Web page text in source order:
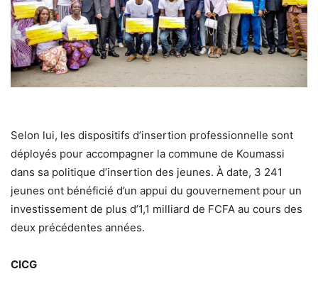
Selon lui, les dispositifs d’insertion professionnelle sont
déployés pour accompagner la commune de Koumassi
dans sa politique d’insertion des jeunes. À date, 3 241
jeunes ont bénéficié d’un appui du gouvernement pour un
investissement de plus d’1,1 milliard de FCFA au cours des
deux précédentes années.
CICG